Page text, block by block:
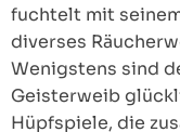
fuchtelt mit
diverses
Wenigstens sind
Geisterweib
Hüpfspiele, die